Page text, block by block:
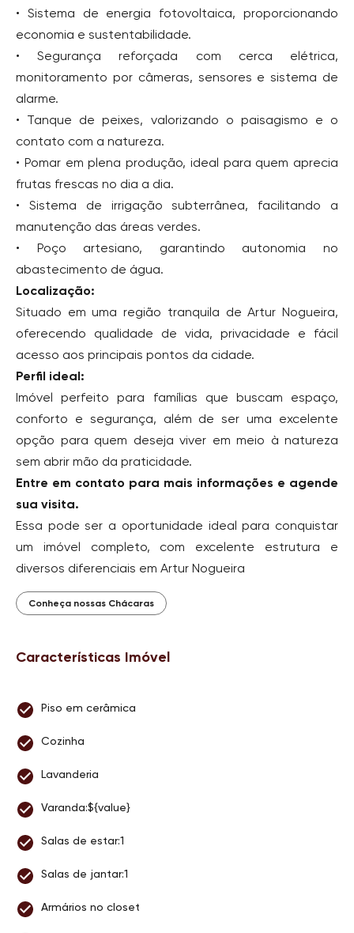
• Sistema de energia fotovoltaica, proporcionando
economia e sustentabilidade.
• Segurança reforçada com cerca elétrica,
monitoramento por câmeras, sensores e sistema de
alarme.
• Tanque de peixes, valorizando o paisagismo e o
contato com a natureza.
• Pomar em plena produção, ideal para quem aprecia
frutas frescas no dia a dia.
• Sistema de irrigação subterrânea, facilitando a
manutenção das áreas verdes.
• Poço artesiano, garantindo autonomia no
abastecimento de água.
Localização:
Situado em uma região tranquila de Artur Nogueira,
oferecendo qualidade de vida, privacidade e fácil
acesso aos principais pontos da cidade.
Perfil ideal:
Imóvel perfeito para famílias que buscam espaço,
conforto e segurança, além de ser uma excelente
opção para quem deseja viver em meio à natureza
sem abrir mão da praticidade.
Entre em contato para mais informações e agende
sua visita.
Essa pode ser a oportunidade ideal para conquistar
um imóvel completo, com excelente estrutura e
diversos diferenciais em Artur Nogueira
Conheça nossas Chácaras
Características Imóvel
Piso em cerâmica
Cozinha
Lavanderia
Varanda:${value}
Salas de estar:1
Salas de jantar:1
Armários no closet